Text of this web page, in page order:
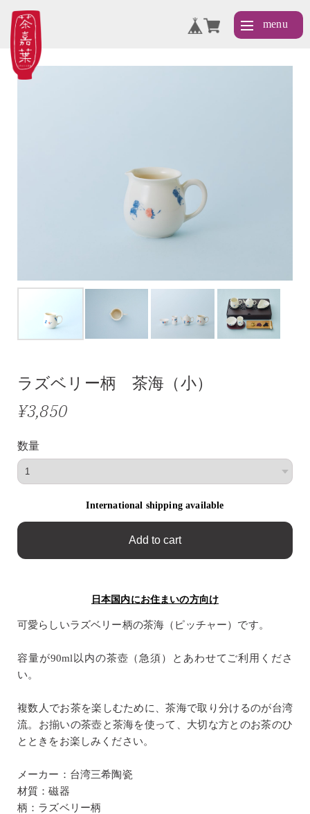
ラズベリー柄 茶海（小）
¥3,850
数量
International shipping available
Add to cart
日本国内にお住まいの方向け
可愛らしいラズベリー柄の茶海（ピッチャー）です。
容量が90ml以内の茶壺（急須）とあわせてご利用くださ
い。
複数人でお茶を楽しむために、茶海で取り分けるのが台湾
流。お揃いの茶壺と茶海を使って、大切な方とのお茶のひ
とときをお楽しみください。
メーカー：台湾三希陶瓷
材質：磁器
柄：ラズベリー柄